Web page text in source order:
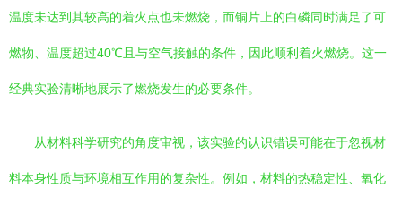
温度未达到其较高的着火点也未燃烧，而铜片上的白磷同时满足了可
燃物、温度超过40℃且与空气接触的条件，因此顺利着火燃烧。这一
经典实验清晰地展示了燃烧发生的必要条件。
从材料科学研究的角度审视，该实验的认识错误可能在于忽视材
料本身性质与环境相互作用的复杂性。例如，材料的热稳定性、氧化